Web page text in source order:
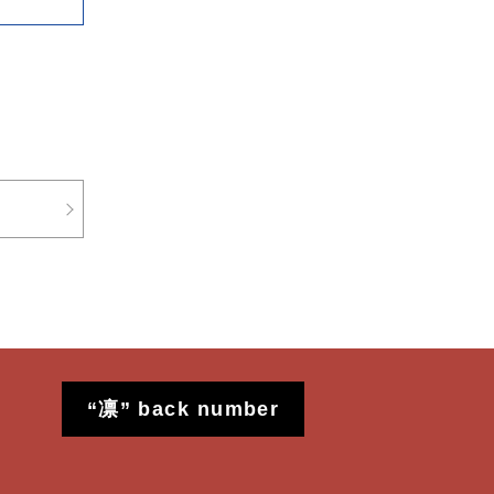
“凛” back number